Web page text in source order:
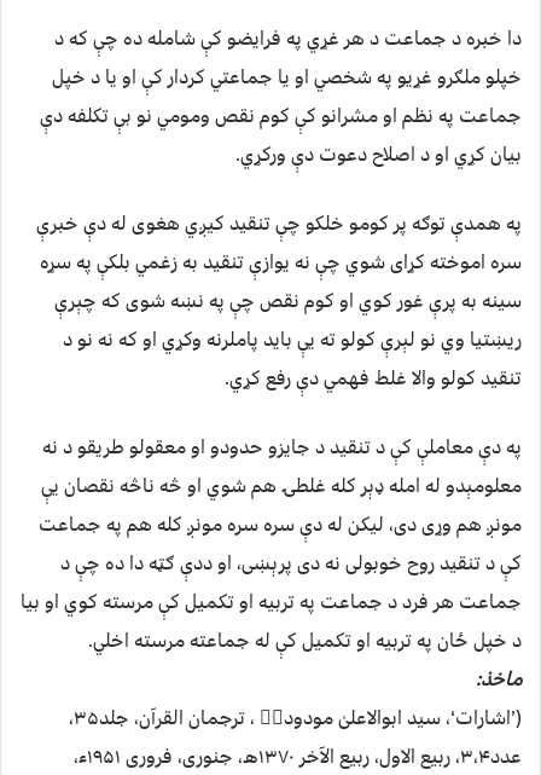
دا خبره د جماعت د هر غړي په فرايضو کې شامله ده چې که د
خپلو ملګرو غړيو په شخصي او يا جماعتي کردار کې او يا د خپل
جماعت په نظم او مشرانو کې کوم نقص ومومي نو بې تکلفه دې
بيان کړي او د اصلاح دعوت دې ورکړي.
په همدې توګه پر کومو خلکو چې تنقيد کيږي هغوی له دې خبرې
سره اموخته کړای شوي چې نه يوازې تنقيد به زغمي بلکې په سړه
سينه به پرې غور کوي او کوم نقص چې په نښه شوی که چېرې
ريښتيا وي نو لېرې کولو ته يې بايد پاملرنه وکړي او که نه نو د
تنقيد کولو والا غلط فهمي دې رفع کړي.
په دې معاملې کې د تنقيد د جايزو حدودو او معقولو طريقو د نه
معلومېدو له امله ډېر کله غلطۍ هم شوي او څه ناڅه نقصان يې
مونږ هم وړی دی، ليکن له دې سره سره مونږ کله هم په جماعت
کې د تنقيد روح خوبولی نه دی پرېښی، او ددې ګټه دا ده چې د
جماعت هر فرد د جماعت په تربيه او تکميل کې مرسته کوي او بيا
د خپل ځان په تربيه او تکميل کې له جماعته مرسته اخلي.
ماخذ:
(’اشارات‘، سید ابوالاعلیٰ مودودیؒ ، ترجمان القرآن، جلد۳۵،
عدد۳،۴، ربیع الاول، ربیع الآخر ۱۳۷۰ھ، جنوری، فروری ۱۹۵۱ء،